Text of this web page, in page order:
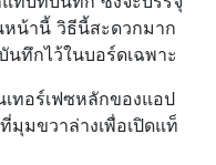
น้านี้ วิธีนี้สะดวกมาก
นทึกไว้ในบอร์ดเฉพาะ
เทอร์เฟซหลักของแอป
มุมขวาล่างเพื่อเปิดแท็